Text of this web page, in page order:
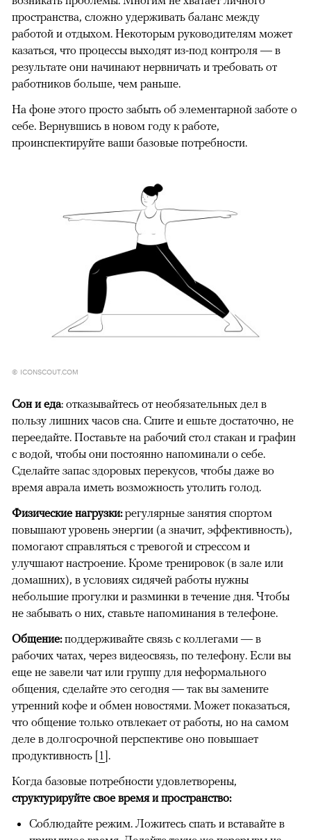
пространства, сложно удерживать баланс между
работой и отдыхом. Некоторым руководителям может
казаться, что процессы выходят из-под контроля — в
результате они начинают нервничать и требовать от
работников больше, чем раньше.
На фоне этого просто забыть об элементарной заботе о
себе. Вернувшись в новом году к работе,
проинспектируйте ваши базовые потребности.
© ICONSCOUT.COM
Сон и еда: отказывайтесь от необязательных дел в
пользу лишних часов сна. Спите и ешьте достаточно, не
переедайте. Поставьте на рабочий стол стакан и графин
с водой, чтобы они постоянно напоминали о себе.
Сделайте запас здоровых перекусов, чтобы даже во
время аврала иметь возможность утолить голод.
Физические нагрузки:регулярные занятия спортом
повышают уровень энергии (а значит, эффективность),
помогают справляться с тревогой и стрессом и
улучшают настроение. Кроме тренировок (в зале или
домашних), в условиях сидячей работы нужны
небольшие прогулки и разминки в течение дня. Чтобы
не забывать о них, ставьте напоминания в телефоне.
Общение:поддерживайте связь с коллегами — в
рабочих чатах, через видеосвязь, по телефону. Если вы
еще не завели чат или группу для неформального
общения, сделайте это сегодня — так вы замените
утренний кофе и обмен новостями. Может показаться,
что общение только отвлекает от работы, но на самом
деле в долгосрочной перспективе оно повышает
продуктивность [1].
Когда базовые потребности удовлетворены,
структурируйте свое время и пространство:
Соблюдайте режим. Ложитесь спать и вставайте в